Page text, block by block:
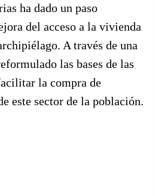
ha dado un paso
del acceso a la vivienda
A través de una
las bases de las
la compra de
este sector de la población.